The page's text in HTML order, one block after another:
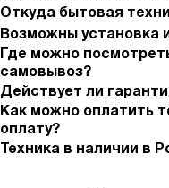
Откуда бытовая
Возможны установка
Где можно
самовывоз?
Действует ли
Как можно оплатить
оплату?
Техника в наличии в